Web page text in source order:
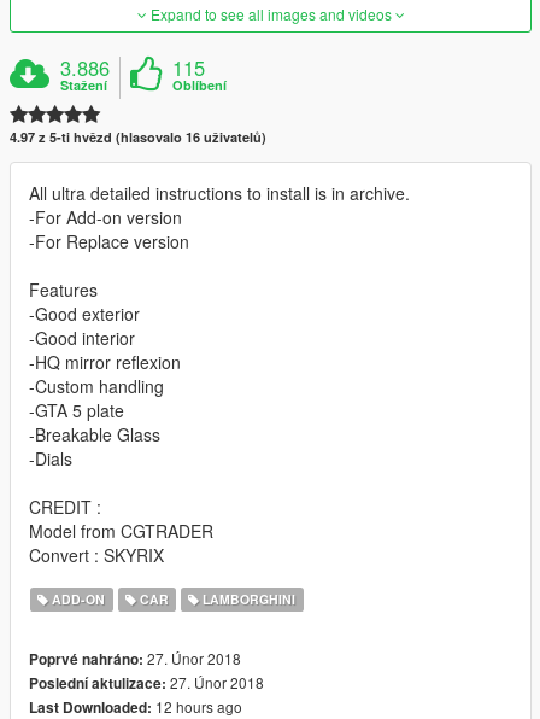
Expand to see all images and videos
3.886
Stažení
115
Oblíbení
4.97 z 5-ti hvězd (hlasovalo 16 uživatelů)
All ultra detailed instructions to install is in archive.
-For Add-on version
-For Replace version
Features
-Good exterior
-Good interior
-HQ mirror reflexion
-Custom handling
-GTA 5 plate
-Breakable Glass
-Dials
CREDIT :
Model from CGTRADER
Convert : SKYRIX
ADD-ON CAR LAMBORGHINI
Poprvé nahráno: 27. Únor 2018
Poslední aktulizace: 27. Únor 2018
Last Downloaded: 12 hours ago